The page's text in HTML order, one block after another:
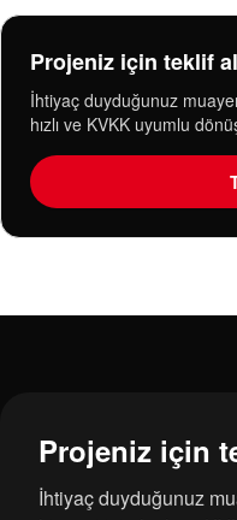
Projeniz için teklif
İhtiyaç duyduğunuz
hızlı ve KVKK uyumlu
Projeniz için
İhtiyaç duyduğunuz